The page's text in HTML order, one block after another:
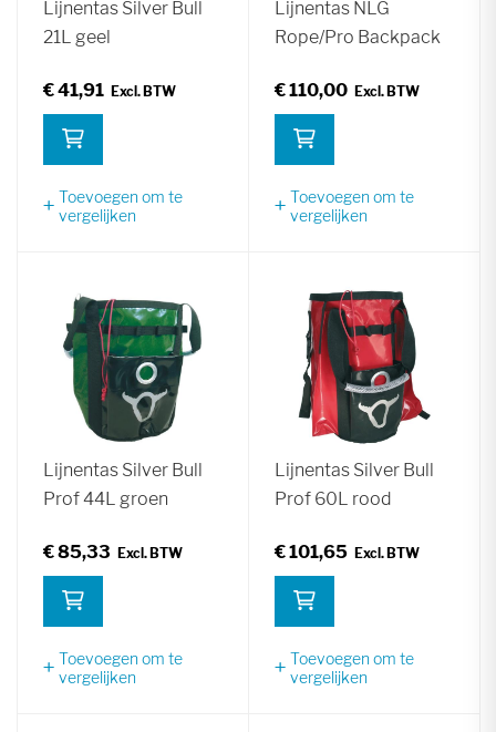
Lijnentas Silver Bull
21L geel
€ 41,91
Toevoegen om te
vergelijken
Lijnentas NLG
Rope/Pro Backpack
€ 110,00
Toevoegen om te
vergelijken
Lijnentas Silver Bull
Prof 44L groen
€ 85,33
Toevoegen om te
vergelijken
Lijnentas Silver Bull
Prof 60L rood
€ 101,65
Toevoegen om te
vergelijken